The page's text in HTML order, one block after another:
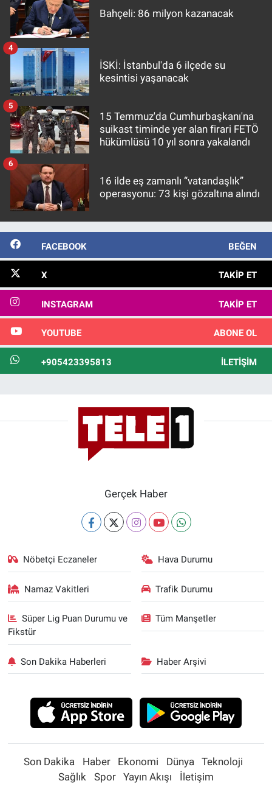
Bahçeli: 86 milyon kazanacak
İSKİ: İstanbul'da 6 ilçede su
kesintisi yaşanacak
4
15 Temmuz'da Cumhurbaşkanı'na
suikast timinde yer alan firari FETÖ
hükümlüsü 10 yıl sonra yakalandı
5
16 ilde eş zamanlı “vatandaşlık”
operasyonu: 73 kişi gözaltına alındı
6
FACEBOOK BEĞEN
X TAKIP ET
INSTAGRAM TAKIP ET
YOUTUBE ABONE OL
+905423395813 İLETIŞIM
Gerçek Haber
Nöbetçi Eczaneler Hava Durumu
Namaz Vakitleri Trafik Durumu
Süper Lig Puan Durumu ve
Fikstür
Tüm Manşetler
Son Dakika Haberleri Haber Arşivi
Son Dakika Haber Ekonomi Dünya
Teknoloji
Sağlık
Spor Yayın Akışı İletişim